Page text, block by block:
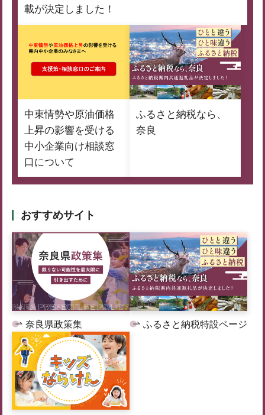
載が決定しました！
中東情勢や原油価格
上昇の影響を受ける
中小企業向け相談窓
口について
ふるさと納税なら、
奈良
おすすめサイト
奈良県政策集 ふるさと納税特設ページ